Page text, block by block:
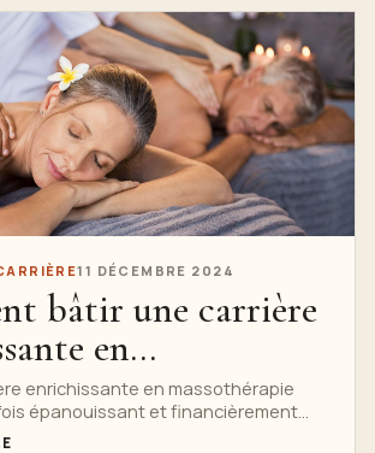
11 DÉCEMBRE 2024
bâtir une carrière
en
enrichissante en massothérapie
épanouissant et financièrement
vous soyez intéressé...